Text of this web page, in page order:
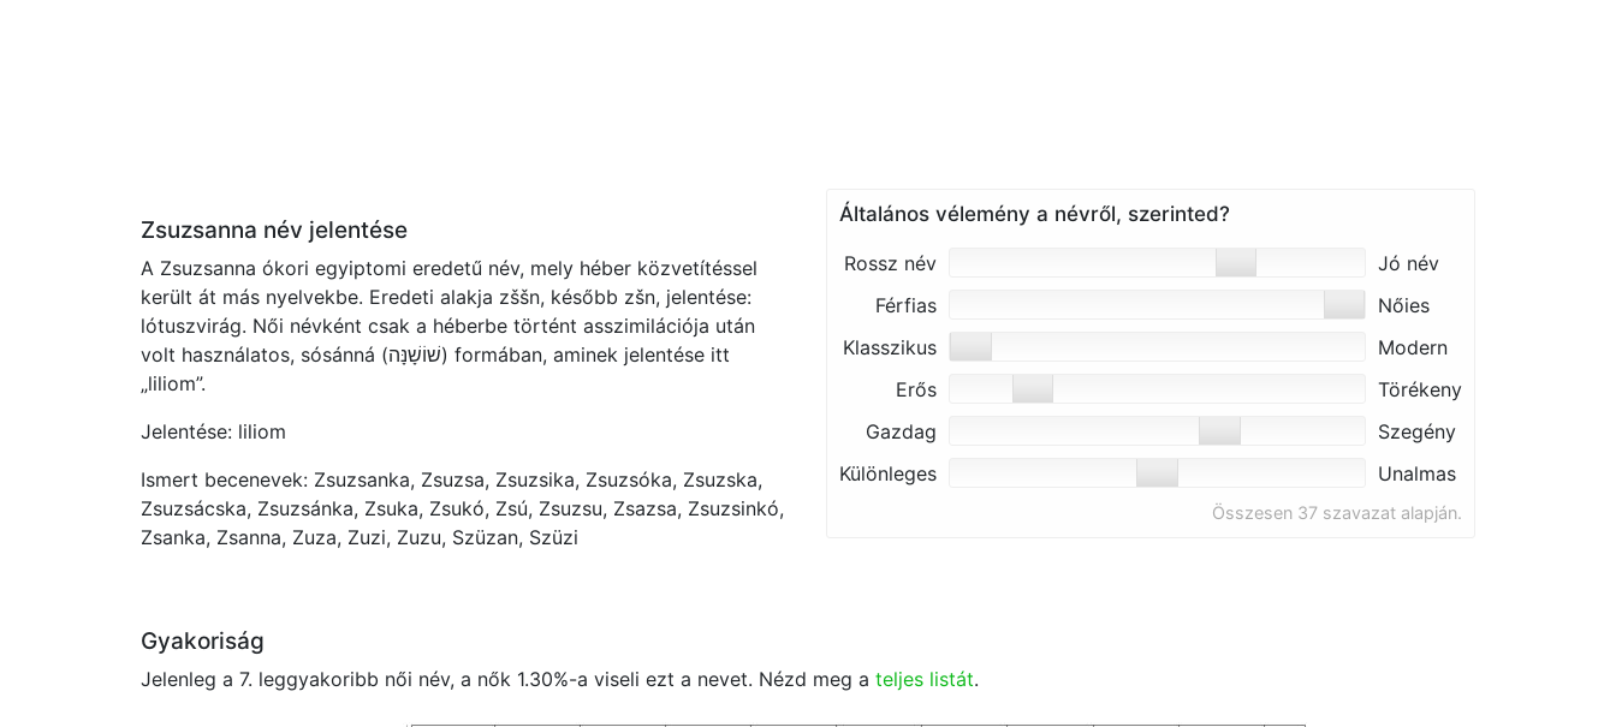
Zsuzsanna név jelentése
A Zsuzsanna ókori egyiptomi eredetű név, mely héber közvetítéssel
került át más nyelvekbe. Eredeti alakja zššn, később zšn, jelentése:
lótuszvirág. Női névként csak a héberbe történt asszimilációja után
volt használatos, sósánná (שׁוֹשָׁנָּה) formában, aminek jelentése itt
„liliom”.
Jelentése: liliom
Ismert becenevek: Zsuzsanka, Zsuzsa, Zsuzsika, Zsuzsóka, Zsuzska,
Zsuzsácska, Zsuzsánka, Zsuka, Zsukó, Zsú, Zsuzsu, Zsazsa, Zsuzsinkó,
Zsanka, Zsanna, Zuza, Zuzi, Zuzu, Szüzan, Szüzi
Általános vélemény a névről, szerinted?
Rossz név
Jó név
Férfias
Nőies
Klasszikus
Modern
Erős
Törékeny
Gazdag
Szegény
Különleges
Unalmas
Összesen 37 szavazat alapján.
Gyakoriság
Jelenleg a 7. leggyakoribb női név, a nők 1.30%-a viseli ezt a nevet. Nézd meg a teljes listát.